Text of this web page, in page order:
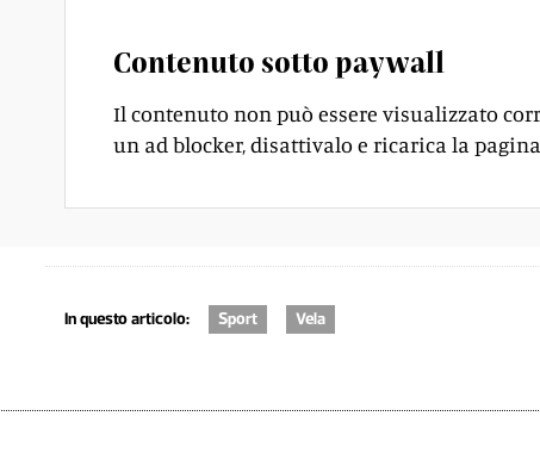
Contenuto sotto paywall
Il contenuto non può essere visualizzato
un ad blocker, disattivalo e ricarica la
In questo articolo: Sport Vela